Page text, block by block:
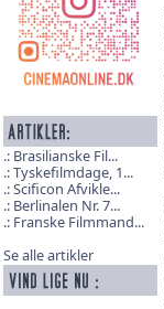
Brasilianske Fil...
Tyskefilmdage, 1...
Scificon Afvikle...
Berlinalen Nr. 7...
Franske Filmmand...
Se alle artikler